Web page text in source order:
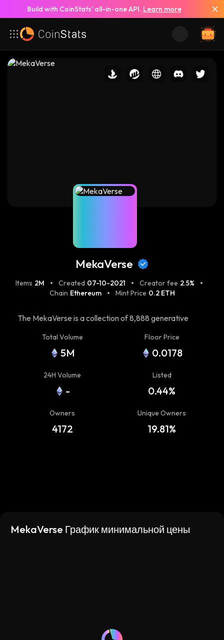
Build with CoinStats’ all-in-one API. Learn more
MekaVerse
Items 2M Created 07-10-2021 Creator fee 2.5%
Chain Ethereum Mint Price 0.2 ETH
The MekaVerse is a collection of 8,888 generative
the collection at https://themekaverse.com/gallery. In
the distant future, drivers fight in a world divided into 4
the Titans who rule this planet. Which Faction are you
going to join? World map:
https://themekaverse.com/ for more details.
Total Volume
5M
Floor Price
0.0178
24H Volume
-
Listed
0.44%
Owners
4172
Unique Owners
19.81%
MekaVerse График минимальной цены